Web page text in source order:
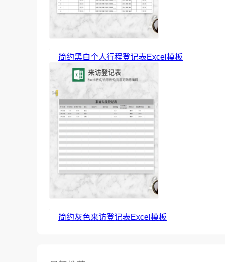
简约黑白个人行程登记表Excel模板
简约灰色来访登记表Excel模板